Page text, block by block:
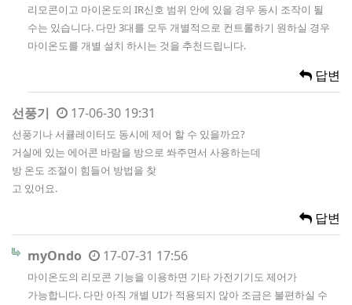
리모콘이고 마이온도의 IR신호 범위 안에 있을 경우 동시 조작이 될
수는 있습니다. 다만 3대를 모두 개별적으로 컨트롤하기 원하실 경우
마이온도를 개별 설치 하시는 것을 추천드립니다.
답변
선풍기 17-06-30 19:31
선풍기나 서큘레이터도 동시에 제어 할 수 있을까요?
거실에 있는 에어콘 바람을 방으로 쏴주면서 사용하는데
방 온도 조절이 힘들어 방법을 찾
고 있어요.
답변
myOndo 17-07-31 17:56
마이온도의 리모콘 기능을 이용하면 기타 가전기기도 제어가
가능합니다. 다만 아직 개별 UI가 적용되지 않아 조금은 불편하실 수